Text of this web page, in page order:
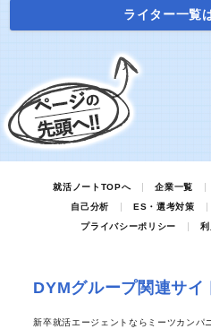
ライター一覧
就活ノートTOPへ 企業一覧
自己分析
ES・選考対策
プライバシーポリシー
利
DYMグループ関連サイ
新卒就活エージェントならミーツカンパ